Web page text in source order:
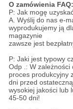
O zamówienia FAQ:
P: Jak mogę
A. Wyślij do nas e-
wyprodukujemy ją
magazynie
zawsze jest
P: Jaki jest typowy
Odp .: W zależności
proces produkcyjny
dni przed
wysokiej jakości lub
45-50 dni!